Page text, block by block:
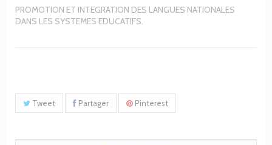
PROMOTION ET INTEGRATION DES LANGUES NATIONALES
DANS LES SYSTEMES EDUCATIFS.
Tweet Partager Pinterest